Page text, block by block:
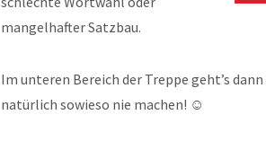
mangelhafter Satzbau.
Im unteren Bereich der Treppe geht’s
natürlich sowieso nie machen! ☺